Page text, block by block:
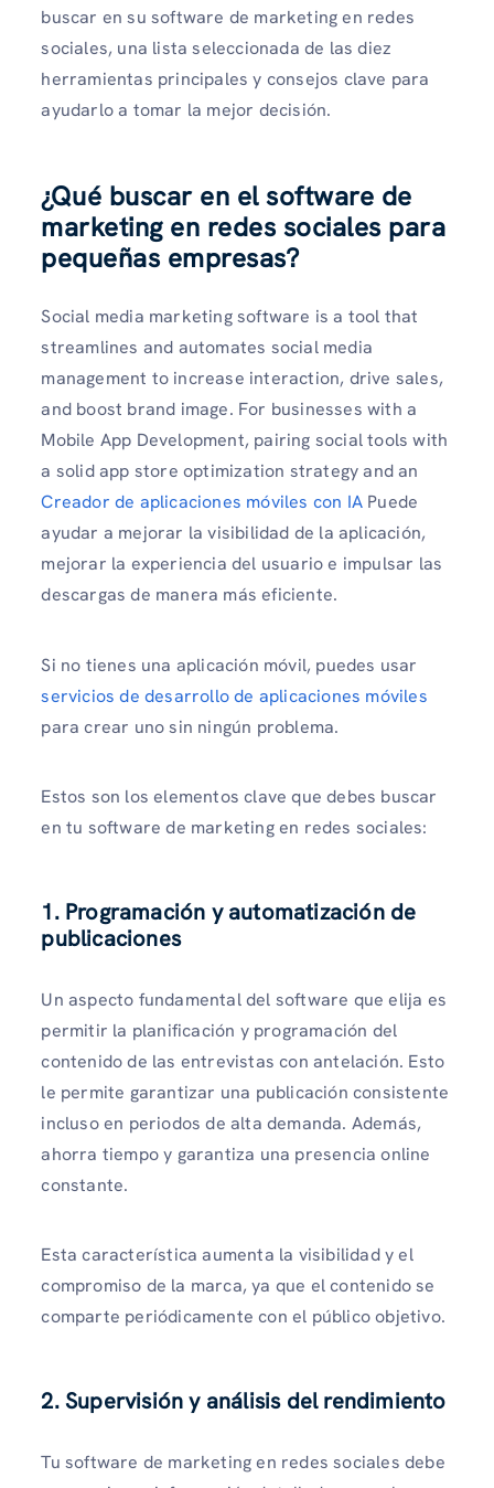
buscar en su software de marketing en redes
sociales, una lista seleccionada de las diez
herramientas principales y consejos clave para
ayudarlo a tomar la mejor decisión.
¿Qué buscar en el software de
marketing en redes sociales para
pequeñas empresas?
Social media marketing software is a tool that
streamlines and automates social media
management to increase interaction, drive sales,
and boost brand image. For businesses with a
Mobile App Development, pairing social tools with
a solid app store optimization strategy and an
Creador de aplicaciones móviles con IA Puede
ayudar a mejorar la visibilidad de la aplicación,
mejorar la experiencia del usuario e impulsar las
descargas de manera más eficiente.
Si no tienes una aplicación móvil, puedes usar
servicios de desarrollo de aplicaciones móviles
para crear uno sin ningún problema.
Estos son los elementos clave que debes buscar
en tu software de marketing en redes sociales:
1. Programación y automatización de
publicaciones
Un aspecto fundamental del software que elija es
permitir la planificación y programación del
contenido de las entrevistas con antelación. Esto
le permite garantizar una publicación consistente
incluso en periodos de alta demanda. Además,
ahorra tiempo y garantiza una presencia online
constante.
Esta característica aumenta la visibilidad y el
compromiso de la marca, ya que el contenido se
comparte periódicamente con el público objetivo.
2. Supervisión y análisis del rendimiento
Tu software de marketing en redes sociales debe